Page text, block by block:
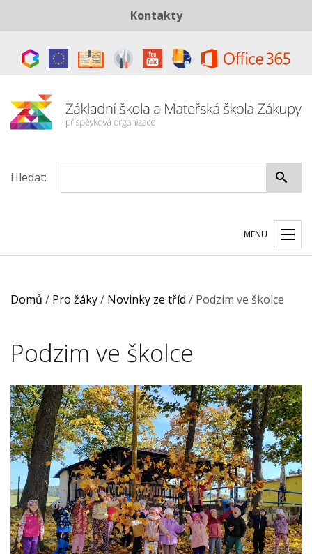
Kontakty
Datová schránka:ye8cp64
Hledat:
MENU
Domů / Pro žáky/ Novinky ze tříd / Podzim ve školce
Podzim ve školce